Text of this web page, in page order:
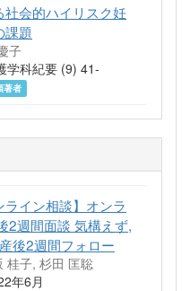
会的ハイリスク妊
課題
子
学科紀要 (9) 41-
著者
ライン相談】オンラ
2週間面談 気構えず,
後2週間フォロー
桂子, 杉田 匡聡
年6月